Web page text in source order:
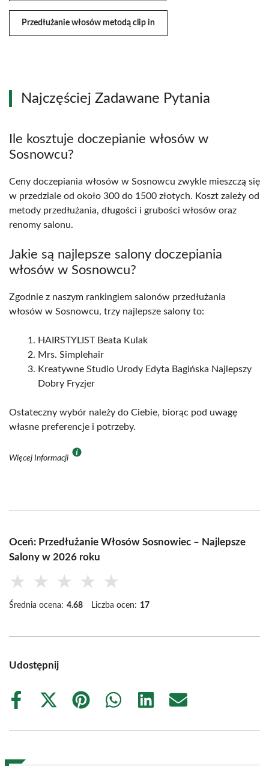
Przedłużanie włosów metodą clip in
Najczęściej Zadawane Pytania
Ile kosztuje doczepianie włosów w
Sosnowcu?
Ceny doczepiania włosów w Sosnowcu zwykle mieszczą się
w przedziale od około 300 do 1500 złotych. Koszt zależy od
metody przedłużania, długości i grubości włosów oraz
renomy salonu.
Jakie są najlepsze salony doczepiania
włosów w Sosnowcu?
Zgodnie z naszym rankingiem salonów przedłużania
włosów w Sosnowcu, trzy najlepsze salony to:
HAIRSTYLIST Beata Kulak
Mrs. Simplehair
Kreatywne Studio Urody Edyta Bagińska Najlepszy
Dobry Fryzjer
Ostateczny wybór należy do Ciebie, biorąc pod uwagę
własne preferencje i potrzeby.
Więcej Informacji
Oceń: Przedłużanie Włosów Sosnowiec – Najlepsze
Salony w 2026 roku
★ ★ ★ ★ ★
Średnia ocena: 4.68 Liczba ocen: 17
Udostępnij
Share
Share
(Twitter)
Share
Share
Share
Share